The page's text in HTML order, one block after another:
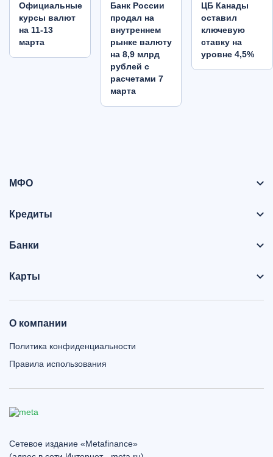
Oфициальные
курсы валют
на 11-13
марта
Банк России
продал на
внутреннем
рынке валюту
на 8,9 млрд
рублей с
расчетами 7
марта
ЦБ Канады
оставил
ключевую
ставку на
уровне 4,5%
МФО
Кредиты
Банки
Карты
О компании
Политика конфиденциальности
Правила использования
Сетевое издание «Metafinance»